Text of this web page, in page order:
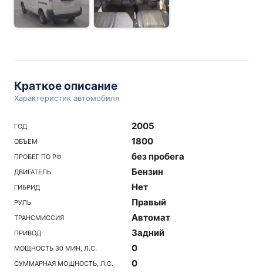
Краткое описание
Характеристик автомобиля
ГОД 2005
ОБЪЕМ 1800
ПРОБЕГ ПО РФ без пробега
ДВИГАТЕЛЬ Бензин
ГИБРИД Нет
РУЛЬ Правый
ТРАНСМИССИЯ Автомат
ПРИВОД Задний
МОЩНОСТЬ 30 МИН, Л.С. 0
СУММАРНАЯ МОЩНОСТЬ, Л.С. 0